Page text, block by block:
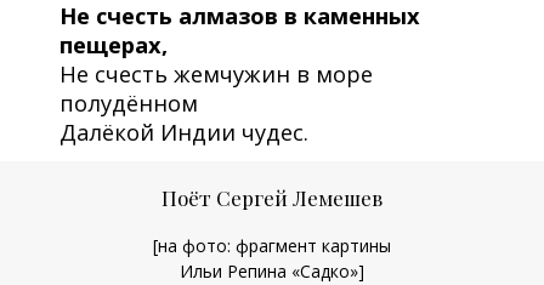
Не счесть алмазов в каменных
пещерах,
Не счесть жемчужин в море
полудённом
Далёкой Индии чудес.
Поёт Сергей Лемешев
[на фото: фрагмент картины
Ильи Репина «Садко»]